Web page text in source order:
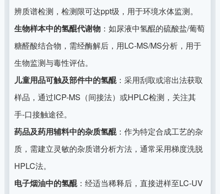
辨质谱检测，检测限可达ppt级，用于环境水体监测。
生物样本中的氢醌代谢物：如尿液中氢醌的硫酸盐/葡萄
糖醛酸结合物，需经酶解后，用LC-MS/MS分析，用于
生物监测与毒性评估。
儿童用品可触及部件中的氢醌：采用刮取或溶出法获取
样品，通过ICP-MS（间接法）或HPLC检测，关注其
手-口接触途径。
药品及药用辅料中的杂质氢醌：作为特定合成工艺的杂
质，需建立灵敏的杂质谱分析方法，通常采用梯度洗脱
HPLC法。
电子烟油中的氢醌：经适当稀释后，直接进样至LC-UV